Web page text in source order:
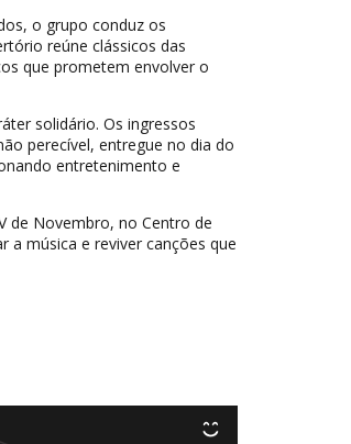
o grupo conduz os
reúne clássicos das
que prometem envolver o
solidário. Os ingressos
perecível, entregue no dia do
entretenimento e
de Novembro, no Centro de
a música e reviver canções que